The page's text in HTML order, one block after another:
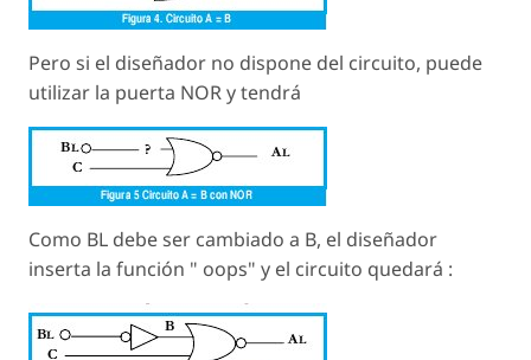
Pero si el diseñador no dispone del circuito, puede
utilizar la puerta NOR y tendrá
Como BL debe ser cambiado a B, el diseñador
inserta la función " oops" y el circuito quedará :